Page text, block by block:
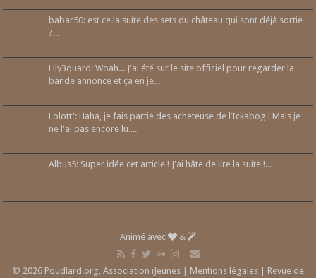
babar50: est ce la suite des sets du château qui sont déjà sortie
?...
Lily3quard: Woah... J'ai été sur le site officiel pour regarder la
bande annonce et ça en je...
Lolott': Haha, je fais partie des acheteuse de l’Ickabog ! Mais je
ne l'ai pas encore lu....
Albus5: Super idée cet article ! J'ai hâte de lire la suite !...
Animé avec &
© 2026 Poudlard.org, Association iJeunes | Mentions légales | Revue de